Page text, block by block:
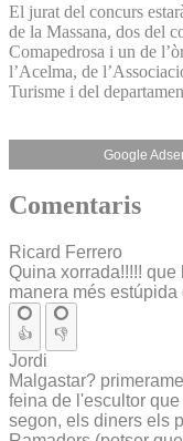
El jurat del concurs
de la Massana, dos del
Comapedrosa i un de
l’Acelma, de
Turisme i del
Google
Comentaris
Ricard Ferrero
Quina xorrada!!!!!
manera més
👍 👎
Jordi
Malgastar?
feina de l'escultor que
segon, els diners els